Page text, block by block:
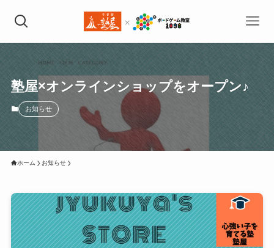
塾屋×オンラインショップをオープン♪
お知らせ
ホーム お知らせ